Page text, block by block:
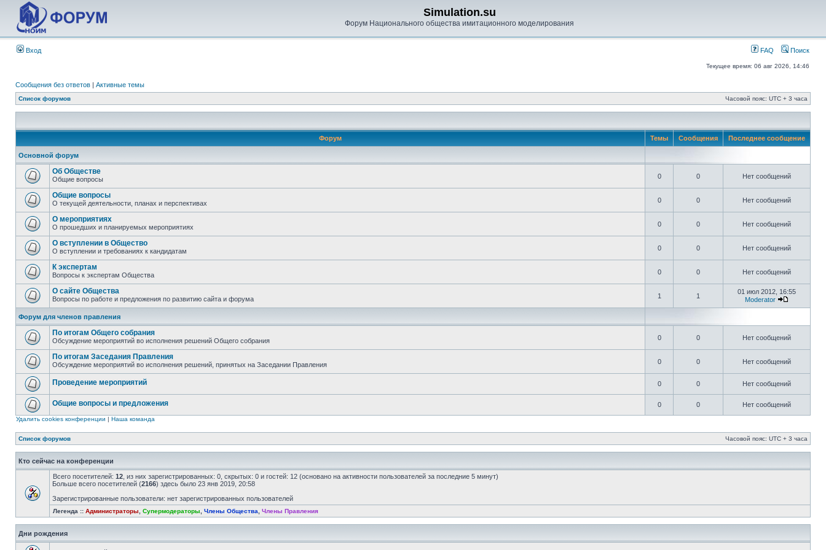
Simulation.su
Форум Национального общества имитационного моделирования
Вход FAQ Поиск
Текущее время: 06 авг 2026, 14:46
Сообщения без ответов | Активные темы
Список форумов Часовой пояс: UTC + 3 часа
Форум Темы Сообщения Последнее сообщение
Основной форум
Об Обществе
Общие вопросы 0 0 Нет сообщений
Общие вопросы
О текущей деятельности, планах и перспективах 0 0 Нет сообщений
О мероприятиях
О прошедших и планируемых мероприятиях 0 0 Нет сообщений
О вступлении в Общество
О вступлении и требованиях к кандидатам 0 0 Нет сообщений
К экспертам
Вопросы к экспертам Общества 0 0 Нет сообщений
О сайте Общества
Вопросы по работе и предложения по развитию сайта и форума 1 1
01 июл 2012, 16:55
Moderator
Форум для членов правления
По итогам Общего собрания
Обсуждение мероприятий во исполнения решений Общего собрания 0 0 Нет сообщений
По итогам Заседания Правления
Обсуждение мероприятий во исполнения решений, принятых на Заседании Правления 0 0 Нет сообщений
Проведение мероприятий 0 0 Нет сообщений
Общие вопросы и предложения 0 0 Нет сообщений
Удалить cookies конференции | Наша команда
Список форумов Часовой пояс: UTC + 3 часа
Кто сейчас на конференции
Всего посетителей: 12 , из них зарегистрированных: 0, скрытых: 0 и гостей: 12 (основано на активности пользователей за последние 5 минут)
Больше всего посетителей (2166) здесь было 23 янв 2019, 20:58
Зарегистрированные пользователи: нет зарегистрированных пользователей
Легенда :: Администраторы Супермодераторы Члены Общества Члены Правления
Дни рождения